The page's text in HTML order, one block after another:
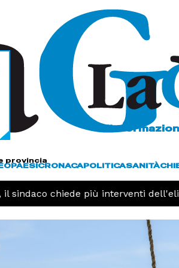
provincia
PAESICRONACAPOLITICASANITÀ
sindaco chiede più interventi